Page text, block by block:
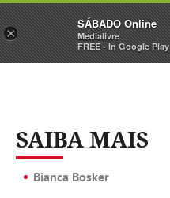
Sábado
SAIBA MAIS
Bianca Bosker
×
SÁBADO Online
Medialivre
FREE - In Google Play